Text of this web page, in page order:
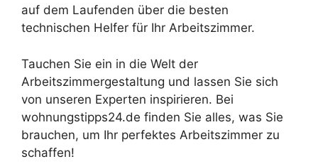
auf dem Laufenden über die besten
technischen Helfer für Ihr Arbeitszimmer.
Tauchen Sie ein in die Welt der
Arbeitszimmergestaltung und lassen Sie sich
von unseren Experten inspirieren. Bei
wohnungstipps24.de finden Sie alles, was Sie
brauchen, um Ihr perfektes Arbeitszimmer zu
schaffen!